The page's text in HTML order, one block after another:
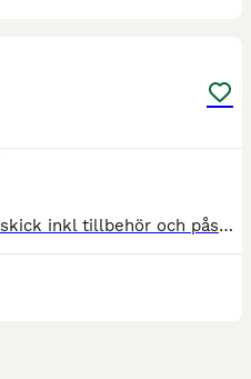
Scootboots stl 3 regular, fint skick inkl tillbehör och påse. Kan skickas mot porto eller tas till Karlskrona.